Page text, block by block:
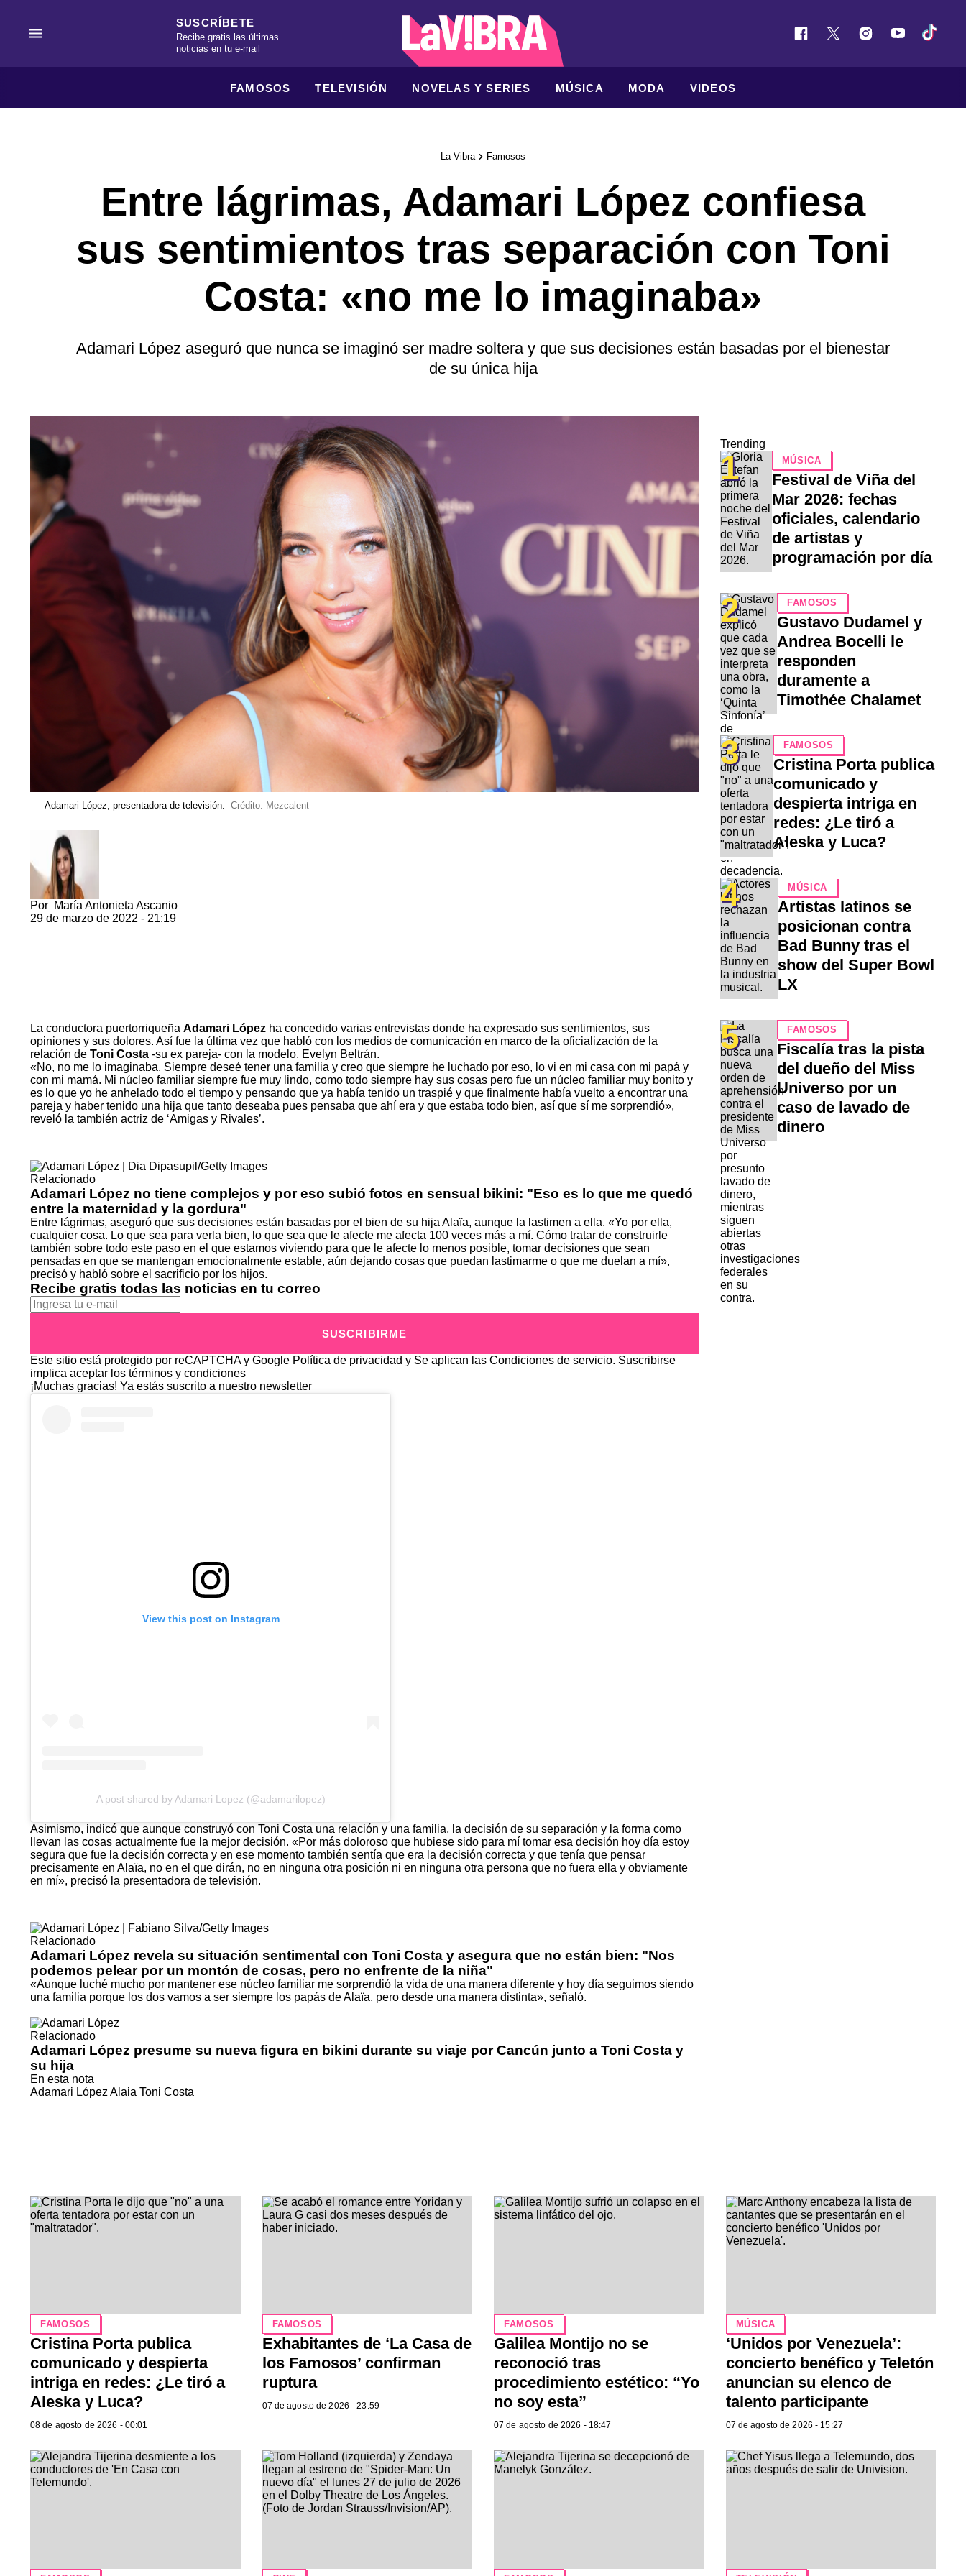
SUSCRÍBETE
Recibe gratis las últimas
noticias en tu e-mail
FAMOSOS TELEVISIÓN NOVELAS Y SERIES MÚSICA MODA VIDEOS
La Vibra Famosos
Entre lágrimas, Adamari López confiesa
sus sentimientos tras separación con Toni
Costa: «no me lo imaginaba»
Adamari López aseguró que nunca se imaginó ser madre soltera y que sus decisiones están basadas por el bienestar
de su única hija
Adamari López, presentadora de televisión. Crédito: Mezcalent
Por María Antonieta Ascanio
29 de marzo de 2022 - 21:19
La conductora puertorriqueña Adamari López ha concedido varias entrevistas donde ha expresado sus sentimientos, sus
opiniones y sus dolores. Así fue la última vez que habló con los medios de comunicación en marco de la oficialización de la
relación de Toni Costa -su ex pareja- con la modelo, Evelyn Beltrán.
«No, no me lo imaginaba. Siempre deseé tener una familia y creo que siempre he luchado por eso, lo vi en mi casa con mi papá y
con mi mamá. Mi núcleo familiar siempre fue muy lindo, como todo siempre hay sus cosas pero fue un núcleo familiar muy bonito y
es lo que yo he anhelado todo el tiempo y pensando que ya había tenido un traspié y que finalmente había vuelto a encontrar una
pareja y haber tenido una hija que tanto deseaba pues pensaba que ahí era y que estaba todo bien, así que sí me sorprendió»,
reveló la también actriz de ‘Amigas y Rivales’.
Relacionado
Adamari López no tiene complejos y por eso subió fotos en sensual bikini: "Eso es lo que me quedó
entre la maternidad y la gordura"
Entre lágrimas, aseguró que sus decisiones están basadas por el bien de su hija Alaïa, aunque la lastimen a ella. «Yo por ella,
cualquier cosa. Lo que sea para verla bien, lo que sea que le afecte me afecta 100 veces más a mí. Cómo tratar de construirle
también sobre todo este paso en el que estamos viviendo para que le afecte lo menos posible, tomar decisiones que sean
pensadas en que se mantengan emocionalmente estable, aún dejando cosas que puedan lastimarme o que me duelan a mí»,
precisó y habló sobre el sacrificio por los hijos.
Recibe gratis todas las noticias en tu correo
SUSCRIBIRME
Este sitio está protegido por reCAPTCHA y Google Política de privacidad y Se aplican las Condiciones de servicio. Suscribirse
implica aceptar los términos y condiciones
¡Muchas gracias! Ya estás suscrito a nuestro newsletter
View this post on Instagram
A post shared by Adamari Lopez (@adamarilopez)
Asimismo, indicó que aunque construyó con Toni Costa una relación y una familia, la decisión de su separación y la forma como
llevan las cosas actualmente fue la mejor decisión. «Por más doloroso que hubiese sido para mí tomar esa decisión hoy día estoy
segura que fue la decisión correcta y en ese momento también sentía que era la decisión correcta y que tenía que pensar
precisamente en Alaïa, no en el que dirán, no en ninguna otra posición ni en ninguna otra persona que no fuera ella y obviamente
en mí», precisó la presentadora de televisión.
Relacionado
Adamari López revela su situación sentimental con Toni Costa y asegura que no están bien: "Nos
podemos pelear por un montón de cosas, pero no enfrente de la niña"
«Aunque luché mucho por mantener ese núcleo familiar me sorprendió la vida de una manera diferente y hoy día seguimos siendo
una familia porque los dos vamos a ser siempre los papás de Alaïa, pero desde una manera distinta», señaló.
Relacionado
Adamari López presume su nueva figura en bikini durante su viaje por Cancún junto a Toni Costa y
su hija
En esta nota
Adamari LópezAlaia Toni Costa
Trending
1 MÚSICA
Festival de Viña del
Mar 2026: fechas
oficiales, calendario
de artistas y
programación por día
2 FAMOSOS
Gustavo Dudamel y
Andrea Bocelli le
responden
duramente a
Timothée Chalamet
3 FAMOSOS
Cristina Porta publica
comunicado y
despierta intriga en
redes: ¿Le tiró a
Aleska y Luca?
4 MÚSICA
Artistas latinos se
posicionan contra
Bad Bunny tras el
show del Super Bowl
LX
5 FAMOSOS
Fiscalía tras la pista
del dueño del Miss
Universo por un
caso de lavado de
dinero
FAMOSOS
Cristina Porta publica
comunicado y despierta
intriga en redes: ¿Le tiró a
Aleska y Luca?
08 de agosto de 2026 - 00:01
FAMOSOS
Exhabitantes de ‘La Casa de
los Famosos’ confirman
ruptura
07 de agosto de 2026 - 23:59
FAMOSOS
Galilea Montijo no se
reconoció tras
procedimiento estético: “Yo
no soy esta”
07 de agosto de 2026 - 18:47
MÚSICA
‘Unidos por Venezuela’:
concierto benéfico y Teletón
anuncian su elenco de
talento participante
07 de agosto de 2026 - 15:27